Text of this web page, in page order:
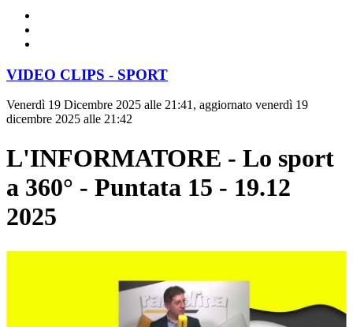
VIDEO CLIPS - SPORT
Venerdì 19 Dicembre 2025 alle 21:41, aggiornato venerdì 19
dicembre 2025 alle 21:42
L'INFORMATORE - Lo sport
a 360° - Puntata 15 - 19.12
2025